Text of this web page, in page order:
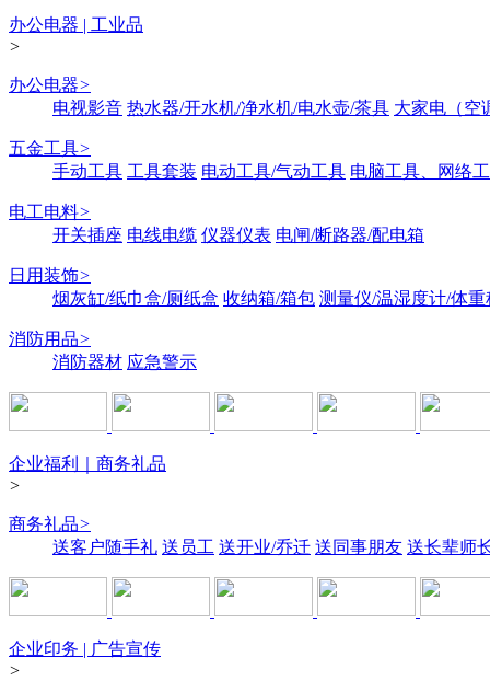
办公电器 | 工业品
>
办公电器>
电视影音 热水器/开水机/净水机/电水壶/茶具 大家电（空
五金工具>
手动工具 工具套装 电动工具/气动工具 电脑工具、网络
电工电料>
开关插座 电线电缆 仪器仪表 电闸/断路器/配电箱
日用装饰>
烟灰缸/纸巾盒/厕纸盒 收纳箱/箱包 测量仪/温湿度计/体重
消防用品>
消防器材 应急警示
企业福利｜商务礼品
>
商务礼品>
送客户随手礼 送员工 送开业/乔迁 送同事朋友 送长辈师
企业印务 | 广告宣传
>